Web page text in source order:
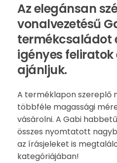
Az elegánsan
vonalvezetésű
termékcsaládot
igényes feliratok
ajánljuk.
A terméklapon szereplő
többféle magassági
vásárolni. A Gabi
összes nyomtatott
az írásjeleket is
kategóriájában!